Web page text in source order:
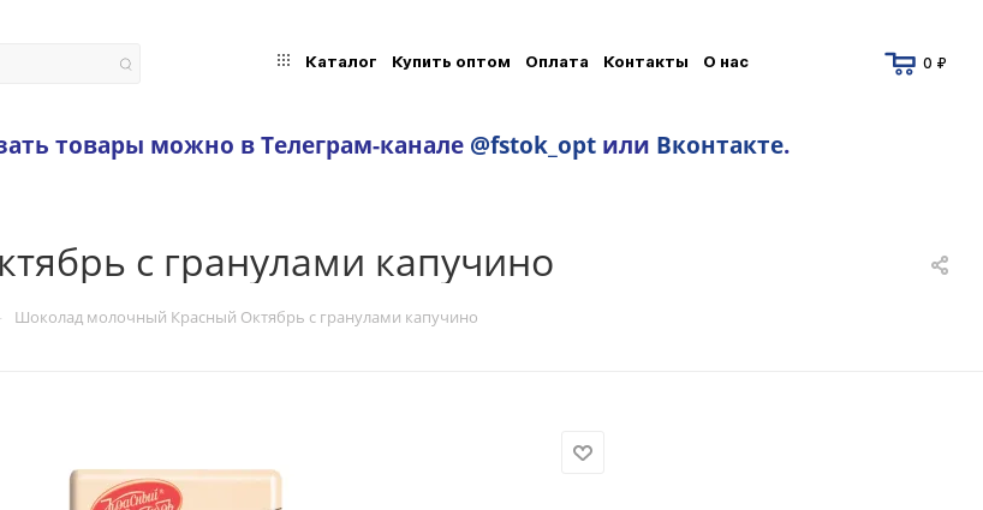
Каталог Купить оптом Оплата Контакты О нас 0 ₽
товары можно в Телеграм-канале @fstok_opt или Вконтакте.
с гранулами капучино
Шоколад молочный Красный Октябрь с гранулами капучино